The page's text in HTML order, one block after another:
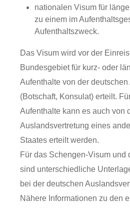
nationalen Visum für
zu einem im
Aufenthaltszweck.
Das Visum wird vor der
Bundesgebiet für kurz- oder
Aufenthalte von der
(Botschaft, Konsulat) erteilt.
Aufenthalte kann es auch von
Auslandsvertretung eines
Staates erteilt werden.
Für das Schengen-Visum und
sind unterschiedliche
bei der deutschen
Nähere Informationen zu den